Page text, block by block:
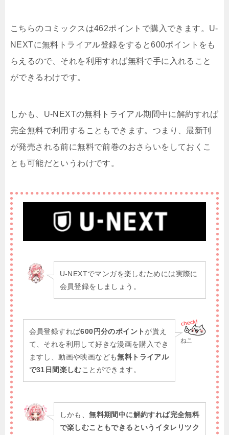
こちらのコミックスは462ポイントで購入できます。U-
NEXTに無料トライアル登録をすると600ポイントをも
らえるので、それを利用すれば無料で手に入れること
ができるわけです。
しかも、U-NEXTの無料トライアル期間中に解約すれば
完全無料で利用することもできます。つまり、最新刊
が発売される前に無料で前巻のおさらいをしておくこ
とも可能だというわけです。
U-NEXTでマンガを楽しむためには実際に
会員登録をしましょう。
ねこ
会員登録すれば600円分のポイント が貰え
て、それを利用して好きな漫画を購入でき
ますし、動画や映画なども無料トライアル
で31日間楽しむことができます。
しかも、無料期間中に解約すれば完全無料
で楽しむこともできるというイタレリツク